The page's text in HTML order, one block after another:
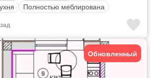
Полностью меблирована
Обновленный